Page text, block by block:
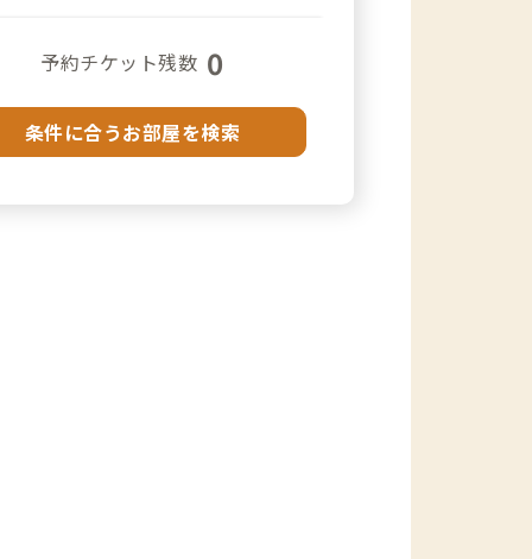
予約チケット残数 0
条件に合うお部屋を検索